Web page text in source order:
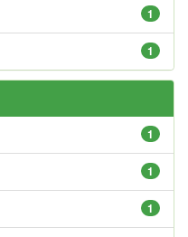
1
1
1
1
1